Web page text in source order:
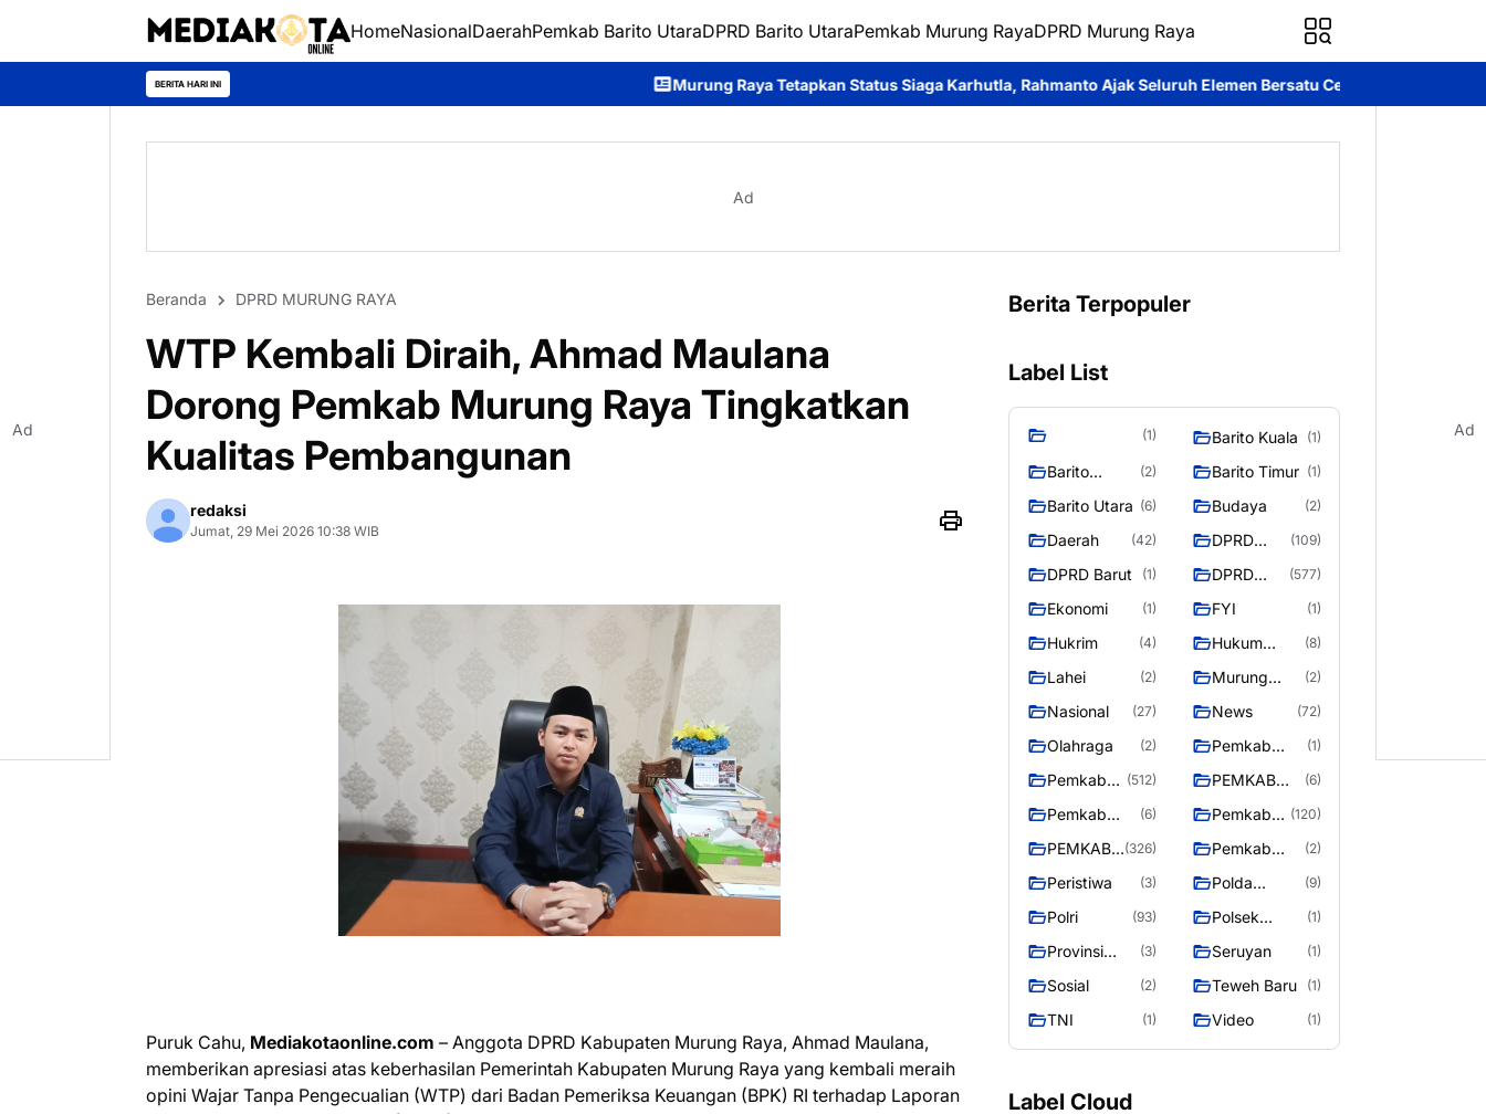
HomeNasionalDaerahPemkab Barito UtaraDPRD Barito UtaraPemkab Murung RayaDPRD Murung Raya
BERITA HARI INI Murung Raya Tetapkan Status Siaga Karhutla, Rahmanto Ajak Seluruh Elemen Bersatu Cegah Bencana Perkuat Sinergi dan
Ad
Beranda DPRD MURUNG RAYA
WTP Kembali Diraih, Ahmad Maulana
Dorong Pemkab Murung Raya Tingkatkan
Kualitas Pembangunan
redaksi
Jumat, 29 Mei 2026 10:38 WIB
Puruk Cahu, Mediakotaonline.com – Anggota DPRD Kabupaten Murung Raya, Ahmad Maulana,
memberikan apresiasi atas keberhasilan Pemerintah Kabupaten Murung Raya yang kembali meraih
opini Wajar Tanpa Pengecualian (WTP) dari Badan Pemeriksa Keuangan (BPK) RI terhadap Laporan
Berita Terpopuler
Label List
(1) Barito Kuala (1)
Barito
(2) Barito Timur (1)
Barito Utara (6) Budaya (2)
Daerah (42)
DPRD
Utara
(109)
DPRD Barut (1)
DPRD
RAYA
(577)
Ekonomi (1) FYI (1)
Hukrim (4)
Hukum
(8)
Lahei (2)
Murung
(2)
Nasional (27) News (72)
Olahraga (2)
Pemkab
(1)
Pemkab
Utara
(512)
PEMKAB
UTARA
(6)
Pemkab
(6)
Pemkab
Raya
(120)
PEMKAB
RAYA
(326)
Pemkab
(2)
Peristiwa (3)
Polda
(9)
Polri (93)
Polsek
(1)
Provinsi
(3) Seruyan (1)
Sosial (2) Teweh Baru (1)
TNI (1) Video (1)
Label Cloud
Ad Ad